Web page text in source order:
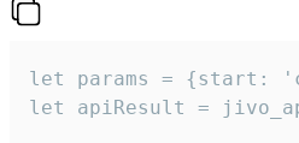
let params = {start:
let apiResult =